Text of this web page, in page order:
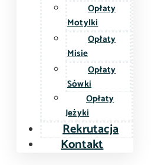
Opłaty
Motylki
Opłaty
Misie
Opłaty
Sówki
Opłaty
Jeżyki
Rekrutacja
Kontakt